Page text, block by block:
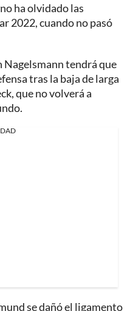
ha olvidado las
2022, cuando no pasó
tendrá que
tras la baja de larga
que no volverá a
se dañó el ligamento